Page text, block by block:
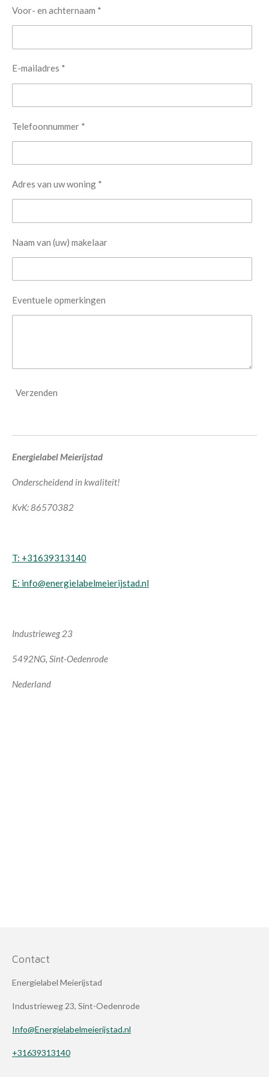
Voor- en achternaam *
E-mailadres *
Telefoonnummer *
Adres van uw woning *
Naam van (uw) makelaar
Eventuele opmerkingen
Verzenden
Energielabel Meierijstad
Onderscheidend in kwaliteit!
KvK:86570382
T: +31639313140
E: info@energielabelmeierijstad.nl
Industrieweg 23
5492NG, Sint-Oedenrode
Nederland
Contact
Energielabel Meierijstad
Industrieweg 23, Sint-Oedenrode
Info@Energielabelmeierijstad.nl
+31639313140